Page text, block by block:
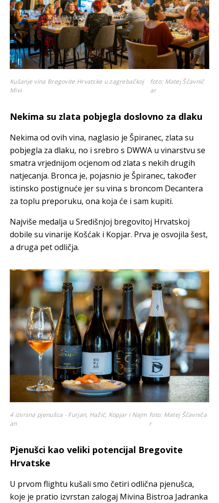
Kušanje vina Bregovite Hrvatske u zagrebačkoj
Mivi
foto: Matej Ščavnič
ar
Nekima su zlata pobjegla doslovno za dlaku
Nekima od ovih vina, naglasio je Špiranec, zlata su
pobjegla za dlaku, no i srebro s DWWA u vinarstvu se
smatra vrjednijom ocjenom od zlata s nekih drugih
natjecanja. Bronca je, pojasnio je Špiranec, također
istinsko postignuće jer su vina s broncom Decantera
za toplu preporuku, ona koja će i sam kupiti.
Najviše medalja u Središnjoj bregovitoj Hrvatskoj
dobile su vinarije Košćak i Kopjar. Prva je osvojila šest,
a druga pet odličja.
4 izvrsna pjenušca - Furjan, Hažić, Kopjar i Najm
an
foto: Matej Ščavniča
r
Pjenušci kao veliki potencijal Bregovite
Hrvatske
U prvom flightu kušali smo četiri odlična pjenušca,
koje je pratio izvrstan zalogaj Mivina Bistroa Jadranka